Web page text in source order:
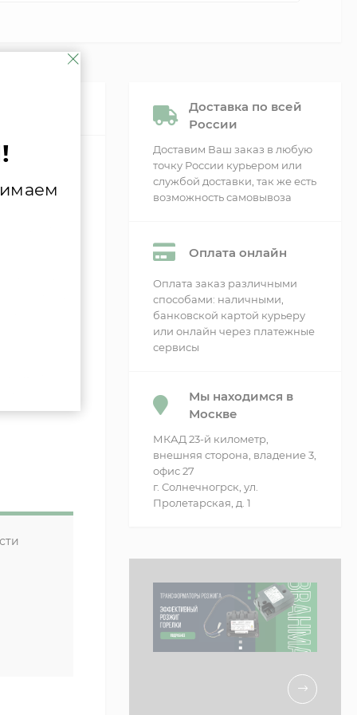
топлива
при
от
от
Доставка по всей
России
Доставим Ваш заказ в любую
точку России курьером или
службой доставки, так же есть
возможность самовывоза
Оплата онлайн
Оплата заказ различными
способами: наличными,
банковской картой курьеру
или онлайн через платежные
сервисы
Мы находимся в
Москве
МКАД 23-й километр,
внешняя сторона, владение 3,
офис 27
г. Солнечногрск, ул.
Пролетарская, д. 1